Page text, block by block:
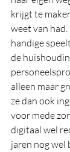
krijgt te
weet van had.
handige
de
alleen maar
ze dan ook
voor mede
digitaal wel
jaren nog wel